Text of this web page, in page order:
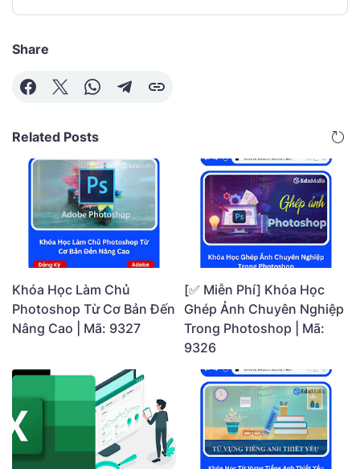
Share
Related Posts
Khóa Học Làm Chủ
Photoshop Từ Cơ Bản Đến
Nâng Cao | Mã: 9327
[✅ Miễn Phí] Khóa Học
Ghép Ảnh Chuyên Nghiệp
Trong Photoshop | Mã:
9326